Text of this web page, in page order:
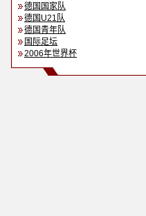
德国国家队
德国U21队
德国青年队
国际足坛
2006年世界杯